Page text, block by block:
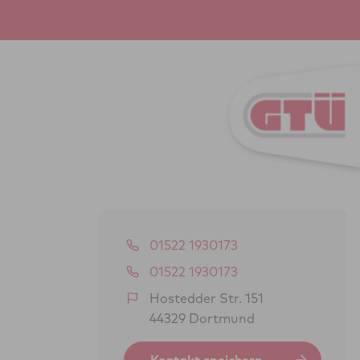
01522 1930173
01522 1930173
Hostedder Str. 151
44329 Dortmund